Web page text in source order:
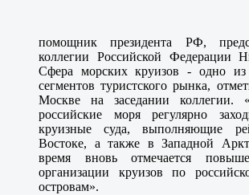
помощник президента РФ,
коллегии Российской Федерации
Сфера морских круизов - одно из
сегментов туристского рынка,
Москве на заседании
российские моря регулярно
круизные суда, выполняющие
Востоке, а также в Западной
время вновь отмечается
организации круизов по
островам».